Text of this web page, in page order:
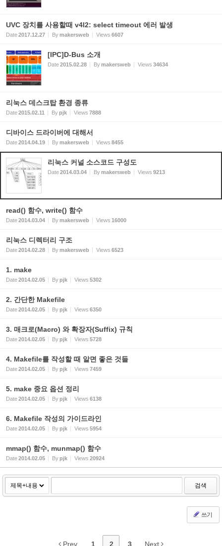
UVC 장치를 사용할때 v4l2: select timeout 에러 발생
Date2017.12.27 Bymakersweb Views 6607
[IPC]D-Bus 소개
Date2015.02.28 Bymakersweb Views 34634
리눅스 데스크탑 환경 종류
Date2015.02.11 Bypjk Views 7888
디바이스 드라이버에 대해서
Date2014.04.19 Bymakersweb Views 8455
리눅스 커널 소스코드 구성도
Date2014.03.04 Bymakersweb Views 9213
read() 함수, write() 함수
Date2014.03.04 Bymakersweb Views 16000
리눅스 디렉터리 구조
Date2014.02.28 Bymakersweb Views 6523
1. make
Date2014.02.05 Bypjk Views 5302
2. 간단한 Makefile
Date2014.02.05 Bypjk Views 6350
3. 매크로(Macro) 와 확장자(Suffix) 규칙
Date2014.02.05 Bypjk Views 5728
4. Makefile를 작성할 때 알면 좋은 것들
Date2014.02.05 Bypjk Views 7459
5. make 중요 옵션 정리
Date2014.02.05 Bypjk Views 6138
6. Makefile 작성의 가이드라인
Date2014.02.05 Bypjk Views 5954
mmap() 함수, munmap() 함수
Date2014.02.05 Bypjk Views 20924
검색
쓰기
Prev 1 2 3 Next